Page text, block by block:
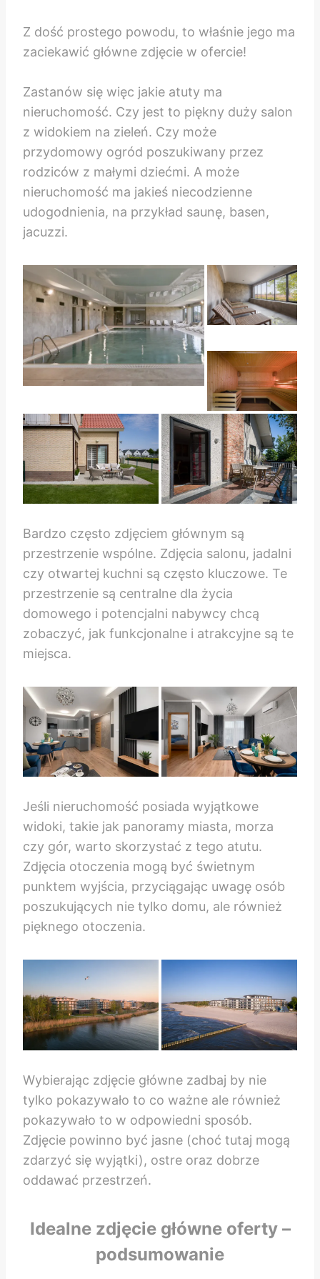
Z dość prostego powodu, to właśnie jego ma
zaciekawić główne zdjęcie w ofercie!
Zastanów się więc jakie atuty ma
nieruchomość. Czy jest to piękny duży salon
z widokiem na zieleń. Czy może
przydomowy ogród poszukiwany przez
rodziców z małymi dziećmi. A może
nieruchomość ma jakieś niecodzienne
udogodnienia, na przykład saunę, basen,
jacuzzi.
Bardzo często zdjęciem głównym są
przestrzenie wspólne. Zdjęcia salonu, jadalni
czy otwartej kuchni są często kluczowe. Te
przestrzenie są centralne dla życia
domowego i potencjalni nabywcy chcą
zobaczyć, jak funkcjonalne i atrakcyjne są te
miejsca.
Jeśli nieruchomość posiada wyjątkowe
widoki, takie jak panoramy miasta, morza
czy gór, warto skorzystać z tego atutu.
Zdjęcia otoczenia mogą być świetnym
punktem wyjścia, przyciągając uwagę osób
poszukujących nie tylko domu, ale również
pięknego otoczenia.
Wybierając zdjęcie główne zadbaj by nie
tylko pokazywało to co ważne ale również
pokazywało to w odpowiedni sposób.
Zdjęcie powinno być jasne (choć tutaj mogą
zdarzyć się wyjątki), ostre oraz dobrze
oddawać przestrzeń.
Idealne zdjęcie główne oferty –
podsumowanie